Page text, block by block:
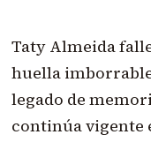
Taty Almeida
huella
legado de
continúa vigente